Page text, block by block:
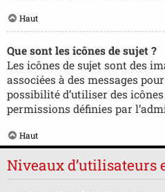
Haut
Que sont les icônes de sujet ?
Les icônes de sujet sont des
associées à des messages
possibilité d’utiliser des icônes
permissions définies par
Haut
Niveaux d’utilisateurs